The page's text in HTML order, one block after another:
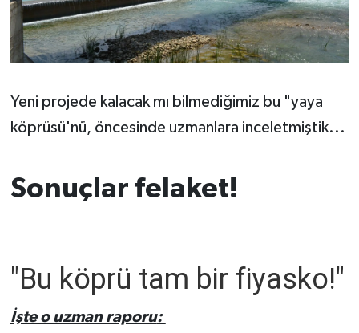
Yeni projede kalacak mı bilmediğimiz bu "yaya
köprüsü'nü, öncesinde uzmanlara inceletmiştik...
Sonuçlar felaket!
"Bu köprü tam bir fiyasko!"
İşte o uzman raporu: